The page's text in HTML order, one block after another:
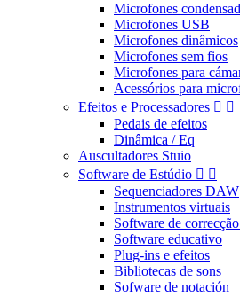
Microfones
Microfones USB
Microfones dinâmicos
Microfones sem fios
Microfones para
Acessórios para
Efeitos e Processadores  
Pedais de efeitos
Dinâmica / Eq
Auscultadores Stuio
Software de Estúdio  
Sequenciadores DAW
Instrumentos virtuais
Software de
Software educativo
Plug-ins e efeitos
Bibliotecas de sons
Sofware de notación